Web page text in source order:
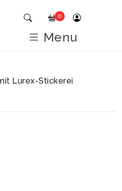
Lurex-Stickerei
0
Menu